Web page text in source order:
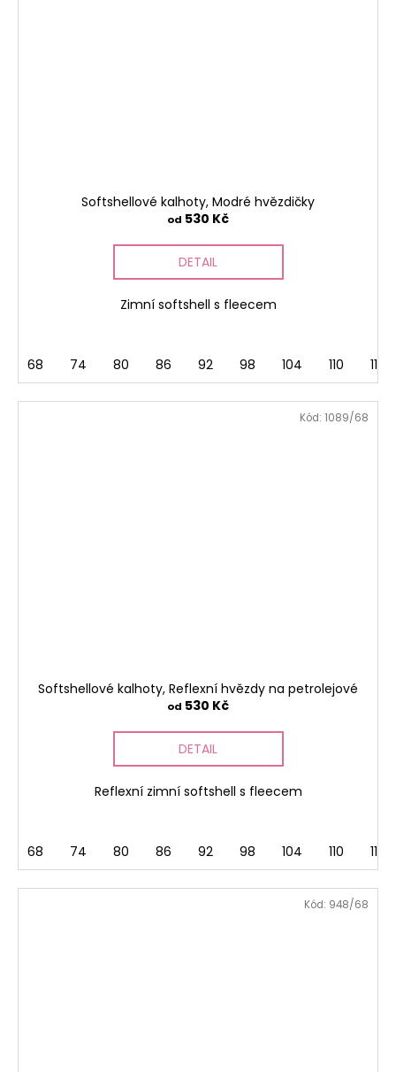
Softshellové kalhoty, Modré hvězdičky
od 530 Kč
DETAIL
Zimní softshell s fleecem
68 74 80 86 92 98 104 110 116
Softshellové kalhoty, Reflexní hvězdy na petrolejové
od 530 Kč
DETAIL
Reflexní zimní softshell s fleecem
68 74 80 86 92 98 104 110 116
Kód: 1089/68
Kód: 948/68